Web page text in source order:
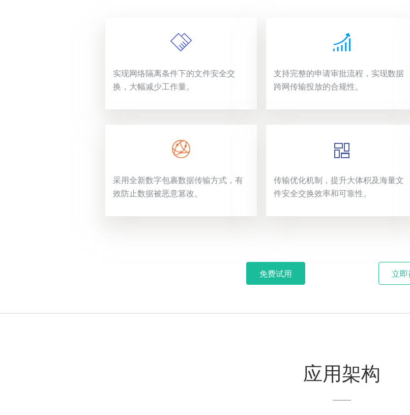
实现网络隔离条件下的文件安全交
换，大幅减少工作量。
支持完整的申请审批流程，实现数据
跨网传输投放的合规性。
采用全新数字包裹数据传输方式，有
效防止数据被恶意篡改。
传输优化机制，提升大体积及海量文
件安全交换效率和可靠性。
免费试用 立
应用架构